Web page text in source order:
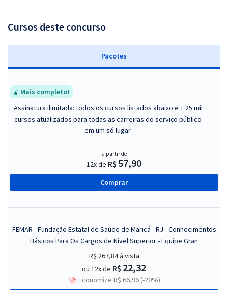
Cursos deste concurso
Pacotes
Mais completo!
Assinatura ilimitada: todos os cursos listados abaixo e + 25 mil
cursos atualizados para todas as carreiras do serviço público
em um só lugar.
a partir de
12x de R$ 57,90
Comprar
FEMAR - Fundação Estatal de Saúde de Maricá - RJ - Conhecimentos
Básicos Para Os Cargos de Nível Superior - Equipe Gran
R$ 267,84à vista
ou 12x de R$ 22,32
Economize R$ 66,96 (-20%)